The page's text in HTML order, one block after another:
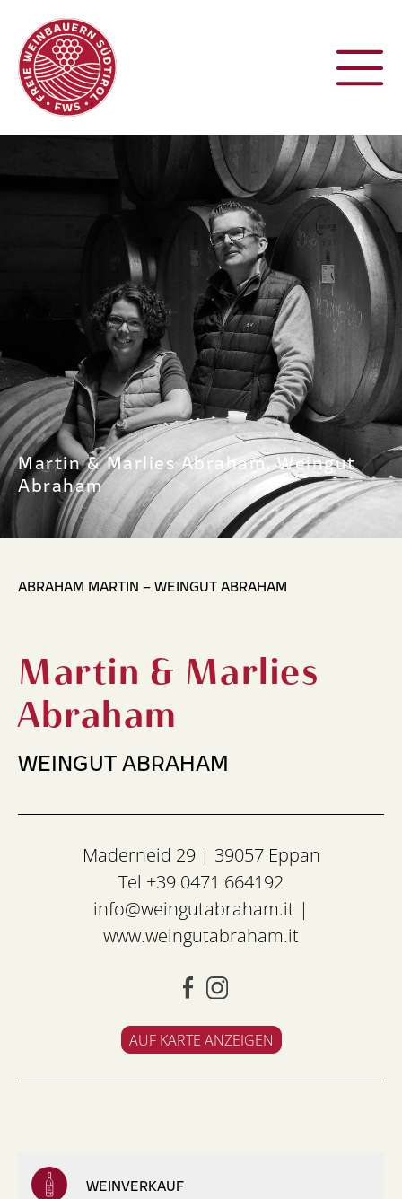
Martin & Marlies Abraham, Weingut
Abraham
ABRAHAM MARTIN – WEINGUT ABRAHAM
Martin & Marlies
Abraham
WEINGUT ABRAHAM
Maderneid 29 | 39057 Eppan
Tel +39 0471 664192
info@weingutabraham.it |
www.weingutabraham.it
AUF KARTE ANZEIGEN
WEINVERKAUF